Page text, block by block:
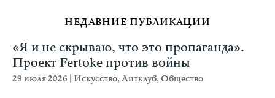
НЕДАВНИЕ ПУБЛИКАЦИИ
«Я и не скрываю, что это пропаганда».
Проект Fertoke против войны
29 июля 2026 Искусство,Литклуб,Общество